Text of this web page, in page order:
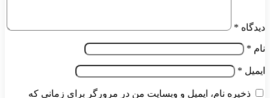
دیدگاه *
نام *
ایمیل *
ذخیره نام، ایمیل و وبسایت من در مرورگر برای زمانی که